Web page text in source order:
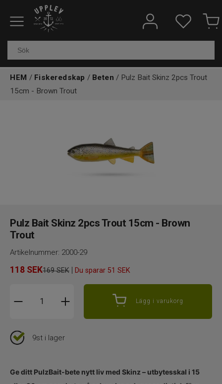
Fiskeredskap
Kläder & skor
HEM / Fiskeredskap / Beten / Pulz Bait Skinz 2pcs Trout
15cm - Brown Trout
Pulz Bait Skinz 2pcs Trout 15cm - Brown
Trout
Artikelnummer: 2000-29
118 SEK169 SEK | Du sparar 51 SEK
Lägg i varukorg
9st i lager
Ge ditt PulzBait-bete nytt liv med Skinz – utbytesskal i 15